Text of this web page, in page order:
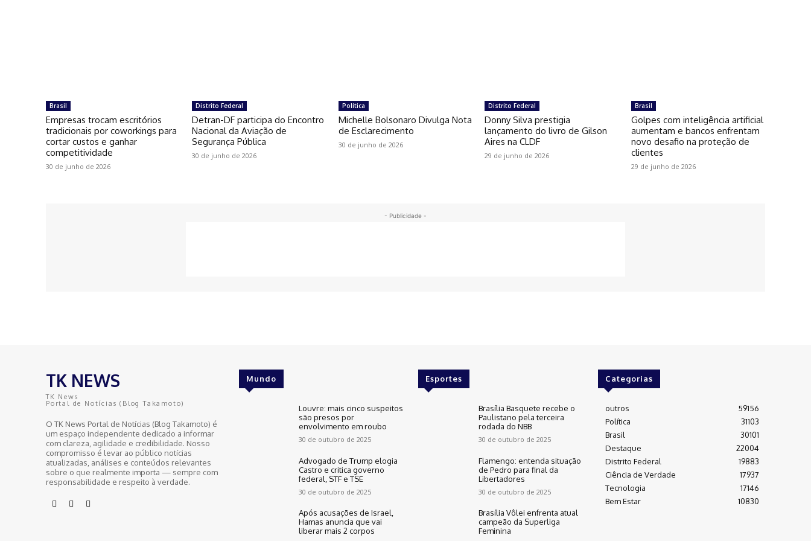
Brasil
Empresas trocam escritórios
tradicionais por coworkings para
cortar custos e ganhar
competitividade
30 de junho de 2026
Distrito Federal
Detran-DF participa do Encontro
Nacional da Aviação de
Segurança Pública
30 de junho de 2026
Política
Michelle Bolsonaro Divulga Nota
de Esclarecimento
30 de junho de 2026
Distrito Federal
Donny Silva prestigia
lançamento do livro de Gilson
Aires na CLDF
29 de junho de 2026
Brasil
Golpes com inteligência artificial
aumentam e bancos enfrentam
novo desafio na proteção de
clientes
29 de junho de 2026
- Publicidade -
TK NEWS
TK News
Portal de Notícias (Blog Takamoto)
O TK News Portal de Notícias (Blog Takamoto) é
um espaço independente dedicado a informar
com clareza, agilidade e credibilidade. Nosso
compromisso é levar ao público notícias
atualizadas, análises e conteúdos relevantes
sobre o que realmente importa — sempre com
responsabilidade e respeito à verdade.
Mundo
Louvre: mais cinco suspeitos
são presos por
envolvimento em roubo
30 de outubro de 2025
Advogado de Trump elogia
Castro e critica governo
federal, STF e TSE
30 de outubro de 2025
Após acusações de Israel,
Hamas anuncia que vai
liberar mais 2 corpos
Esportes
Brasília Basquete recebe o
Paulistano pela terceira
rodada do NBB
30 de outubro de 2025
Flamengo: entenda situação
de Pedro para final da
Libertadores
30 de outubro de 2025
Brasília Vôlei enfrenta atual
campeão da Superliga
Feminina
Categorias
outros
59156
Política
31103
Brasil
30101
Destaque
22004
Distrito Federal
19883
Ciência de Verdade
17937
Tecnologia
17146
Bem Estar
10830